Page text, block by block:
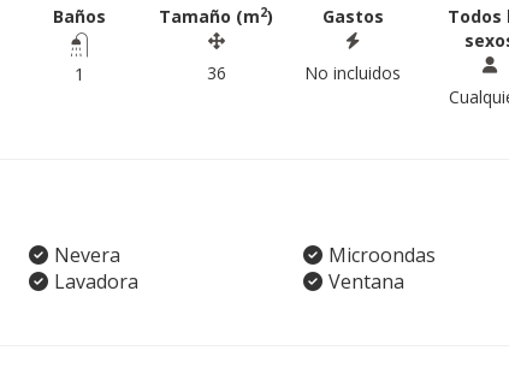
Baños
1
Tamaño (m2)
36
Gastos
No incluidos
Todos
Nevera
Microondas
Lavadora
Ventana